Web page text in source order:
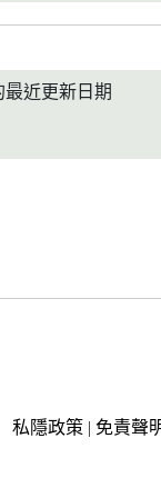
近更新日期
私隱政策 | 免責聲